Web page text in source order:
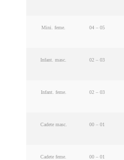
Mini. feme. 04 – 05
Infant. masc. 02 – 03
Infant. feme. 02 – 03
Cadete masc. 00 – 01
Cadete feme. 00 – 01